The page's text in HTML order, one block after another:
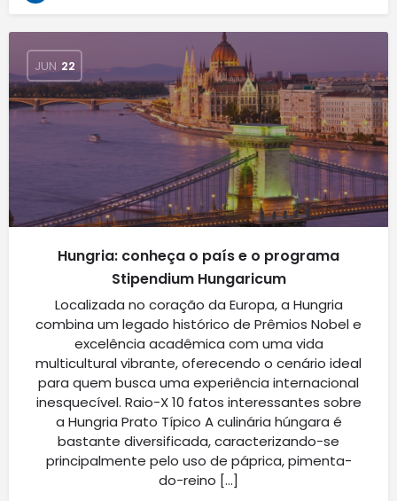
JUN 22
Hungria: conheça o país e o programa
Stipendium Hungaricum
Localizada no coração da Europa, a Hungria
combina um legado histórico de Prêmios Nobel e
excelência acadêmica com uma vida
multicultural vibrante, oferecendo o cenário ideal
para quem busca uma experiência internacional
inesquecível. Raio-X 10 fatos interessantes sobre
a Hungria Prato Típico A culinária húngara é
bastante diversificada, caracterizando-se
principalmente pelo uso de páprica, pimenta-
do-reino […]